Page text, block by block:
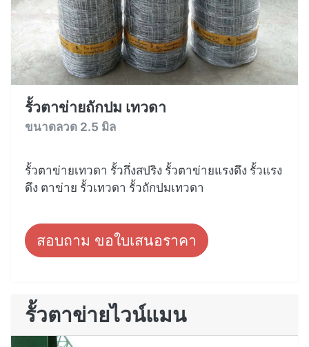
รั้วตาข่ายถักปม เทวดา
ขนาดลวด 2.5 มิล
รั้วตาข่ายเทวดา รั้วกึ่งสปริง รั้วตาข่ายแรงดึง รั้วแรง
ดึง ตาข่าย รั้วเทวดา รั้วถักปมเทวดา
สอบถาม ขอใบเสนอราคา
รั้วตาข่ายไวน์แมน